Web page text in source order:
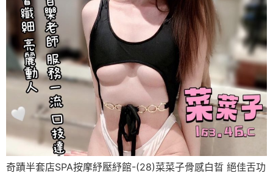
奇蹟半套店SPA按摩紓壓紓館-(28)菜菜子骨感白晢 絕佳舌功